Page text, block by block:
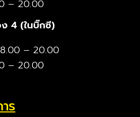
– 20.00
4 (ในบิ๊กซี)
8.00 – 20.00
– 20.00
ร